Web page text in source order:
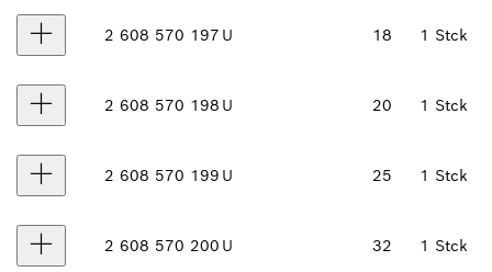
2 608 570 197 U 18 1 Stck
2 608 570 198 U 20 1 Stck
2 608 570 199 U 25 1 Stck
2 608 570 200 U 32 1 Stck